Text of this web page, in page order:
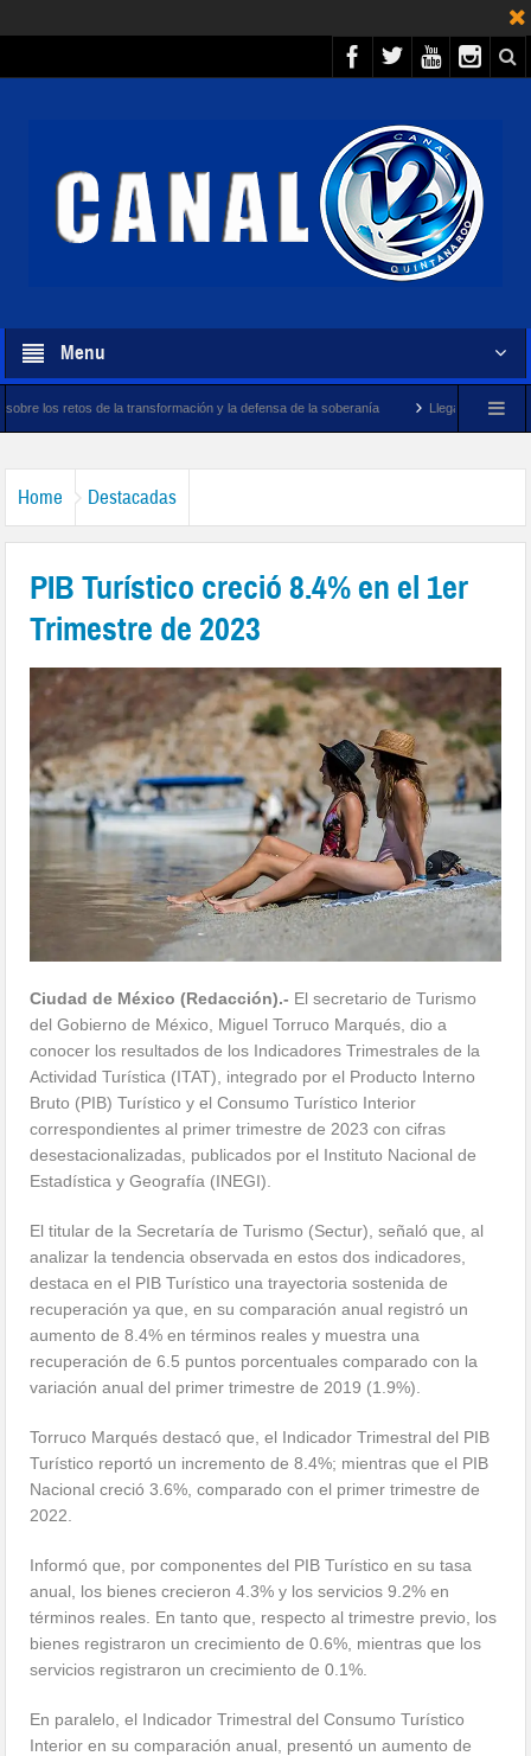
Menu
y la defensa de la soberanía Llegará megabuque sargacero de la
Home Destacadas
PIB Turístico creció 8.4% en el 1er
Trimestre de 2023
Ciudad de México (Redacción).- El secretario de Turismo
del Gobierno de México, Miguel Torruco Marqués, dio a
conocer los resultados de los Indicadores Trimestrales de la
Actividad Turística (ITAT), integrado por el Producto Interno
Bruto (PIB) Turístico y el Consumo Turístico Interior
correspondientes al primer trimestre de 2023 con cifras
desestacionalizadas, publicados por el Instituto Nacional de
Estadística y Geografía (INEGI).
El titular de la Secretaría de Turismo (Sectur), señaló que, al
analizar la tendencia observada en estos dos indicadores,
destaca en el PIB Turístico una trayectoria sostenida de
recuperación ya que, en su comparación anual registró un
aumento de 8.4% en términos reales y muestra una
recuperación de 6.5 puntos porcentuales comparado con la
variación anual del primer trimestre de 2019 (1.9%).
Torruco Marqués destacó que, el Indicador Trimestral del PIB
Turístico reportó un incremento de 8.4%; mientras que el PIB
Nacional creció 3.6%, comparado con el primer trimestre de
2022.
Informó que, por componentes del PIB Turístico en su tasa
anual, los bienes crecieron 4.3% y los servicios 9.2% en
términos reales. En tanto que, respecto al trimestre previo, los
bienes registraron un crecimiento de 0.6%, mientras que los
servicios registraron un crecimiento de 0.1%.
En paralelo, el Indicador Trimestral del Consumo Turístico
Interior en su comparación anual, presentó un aumento de